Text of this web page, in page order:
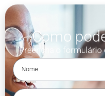
Como
Preencha o formulário